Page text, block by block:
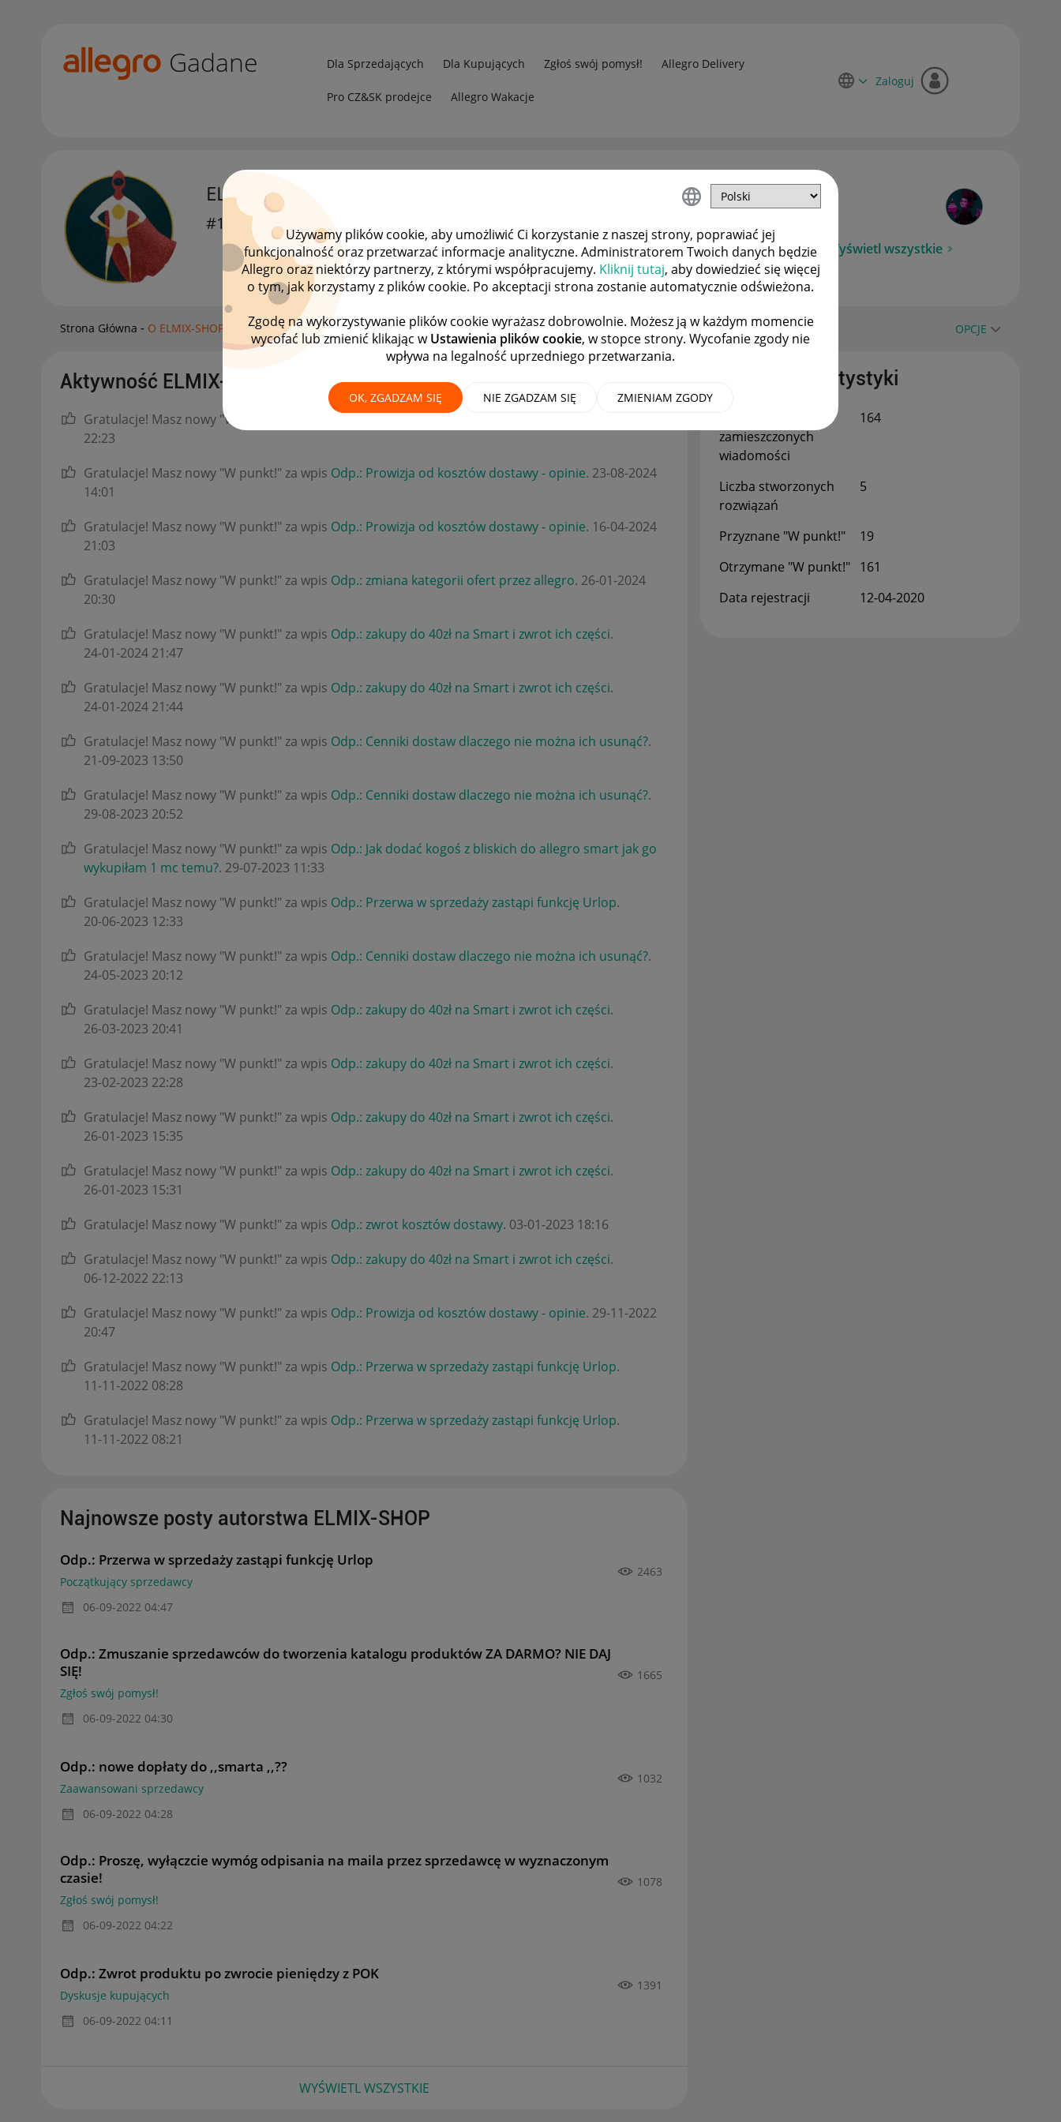
Używamy plików cookie, aby umożliwić Ci korzystanie z naszej strony, poprawiać jej
funkcjonalność oraz przetwarzać informacje analityczne. Administratorem Twoich danych będzie
Allegro oraz niektórzy partnerzy, z którymi współpracujemy. Kliknij tutaj, aby dowiedzieć się więcej
o tym, jak korzystamy z plików cookie. Po akceptacji strona zostanie automatycznie odświeżona.
Zgodę na wykorzystywanie plików cookie wyrażasz dobrowolnie. Możesz ją w każdym momencie
wycofać lub zmienić klikając wUstawienia plików cookie, w stopce strony. Wycofanie zgody nie
wpływa na legalność uprzedniego przetwarzania.
OK, ZGADZAM SIĘ NIE ZGADZAM SIĘ ZMIENIAM ZGODY
Gadane Dla Sprzedających Dla Kupujących Zgłoś swój pomysł! Allegro Delivery
Pro CZ&SK prodejce Allegro Wakacje
Zaloguj
ELMIX-SHOP
#12 Orędownik
Wyświetl wszystkie
Strona Główna O ELMIX-SHOP OPCJE
Aktywność ELMIX-SHOP
Gratulacje! Masz nowy "W punkt!" za wpis
22:23
Gratulacje! Masz nowy "W punkt!" za wpis Odp.: Prowizja od kosztów dostawy - opinie. ‎23-08-2024
14:01
Gratulacje! Masz nowy "W punkt!" za wpis Odp.: Prowizja od kosztów dostawy - opinie. ‎16-04-2024
21:03
Gratulacje! Masz nowy "W punkt!" za wpis Odp.: zmiana kategorii ofert przez allegro. ‎26-01-2024
20:30
Gratulacje! Masz nowy "W punkt!" za wpis Odp.: zakupy do 40zł na Smart i zwrot ich części.
‎24-01-2024 21:47
Gratulacje! Masz nowy "W punkt!" za wpis Odp.: zakupy do 40zł na Smart i zwrot ich części.
‎24-01-2024 21:44
Gratulacje! Masz nowy "W punkt!" za wpis Odp.: Cenniki dostaw dlaczego nie można ich usunąć?.
‎21-09-2023 13:50
Gratulacje! Masz nowy "W punkt!" za wpis Odp.: Cenniki dostaw dlaczego nie można ich usunąć?.
‎29-08-2023 20:52
Gratulacje! Masz nowy "W punkt!" za wpis Odp.: Jak dodać kogoś z bliskich do allegro smart jak go
wykupiłam 1 mc temu?. ‎29-07-2023 11:33
Gratulacje! Masz nowy "W punkt!" za wpis Odp.: Przerwa w sprzedaży zastąpi funkcję Urlop.
‎20-06-2023 12:33
Gratulacje! Masz nowy "W punkt!" za wpis Odp.: Cenniki dostaw dlaczego nie można ich usunąć?.
‎24-05-2023 20:12
Gratulacje! Masz nowy "W punkt!" za wpis Odp.: zakupy do 40zł na Smart i zwrot ich części.
‎26-03-2023 20:41
Gratulacje! Masz nowy "W punkt!" za wpis Odp.: zakupy do 40zł na Smart i zwrot ich części.
‎23-02-2023 22:28
Gratulacje! Masz nowy "W punkt!" za wpis Odp.: zakupy do 40zł na Smart i zwrot ich części.
‎26-01-2023 15:35
Gratulacje! Masz nowy "W punkt!" za wpis Odp.: zakupy do 40zł na Smart i zwrot ich części.
‎26-01-2023 15:31
Gratulacje! Masz nowy "W punkt!" za wpis Odp.: zwrot kosztów dostawy. ‎03-01-2023 18:16
Gratulacje! Masz nowy "W punkt!" za wpis Odp.: zakupy do 40zł na Smart i zwrot ich części.
‎06-12-2022 22:13
Gratulacje! Masz nowy "W punkt!" za wpis Odp.: Prowizja od kosztów dostawy - opinie. ‎29-11-2022
20:47
Gratulacje! Masz nowy "W punkt!" za wpis Odp.: Przerwa w sprzedaży zastąpi funkcję Urlop.
‎11-11-2022 08:28
Gratulacje! Masz nowy "W punkt!" za wpis Odp.: Przerwa w sprzedaży zastąpi funkcję Urlop.
‎11-11-2022 08:21
Najnowsze posty autorstwa ELMIX-SHOP
Odp.: Przerwa w sprzedaży zastąpi funkcję Urlop
Początkujący sprzedawcy
2463
‎06-09-2022 04:47
Odp.: Zmuszanie sprzedawców do tworzenia katalogu produktów ZA DARMO? NIE DAJ
SIĘ!
Zgłoś swój pomysł!
1665
‎06-09-2022 04:30
Odp.: nowe dopłaty do ,,smarta ,,??
Zaawansowani sprzedawcy
1032
‎06-09-2022 04:28
Odp.: Proszę, wyłączcie wymóg odpisania na maila przez sprzedawcę w wyznaczonym
czasie!
Zgłoś swój pomysł!
1078
‎06-09-2022 04:22
Odp.: Zwrot produktu po zwrocie pieniędzy z POK
Dyskusje kupujących
1391
‎06-09-2022 04:11
WYŚWIETL WSZYSTKIE
Publiczne statystyki
zamieszczonych
wiadomości
164
Liczba stworzonych
rozwiązań
5
Przyznane "W punkt!"
19
Otrzymane "W punkt!"
161
Data rejestracji
‎12-04-2020